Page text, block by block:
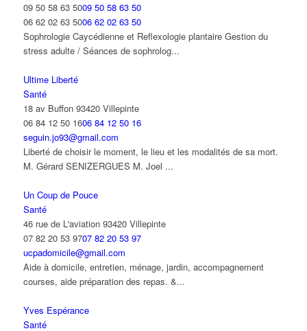
09 50 58 63 5009 50 58 63 50
06 62 02 63 5006 62 02 63 50
Sophrologie Caycédienne et Reflexologie plantaire Gestion du
stress adulte / Séances de sophrolog...
Ultime Liberté
Santé
18 av Buffon 93420 Villepinte
06 84 12 50 1606 84 12 50 16
seguin.jo93@gmail.com
Liberté de choisir le moment, le lieu et les modalités de sa mort.
M. Gérard SENIZERGUES M. Joel ...
Un Coup de Pouce
Santé
46 rue de L'aviation 93420 Villepinte
07 82 20 53 9707 82 20 53 97
ucpadomicile@gmail.com
Aide à domicile, entretien, ménage, jardin, accompagnement
courses, aide préparation des repas. &...
Yves Espérance
Santé